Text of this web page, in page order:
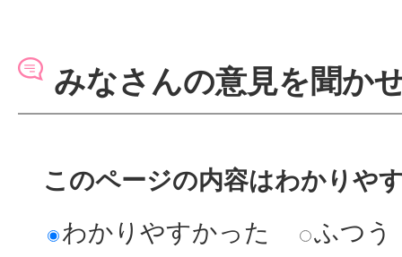
みなさんの意見を聞か
このページの内容はわかりや
わかりやすかった
ふつう